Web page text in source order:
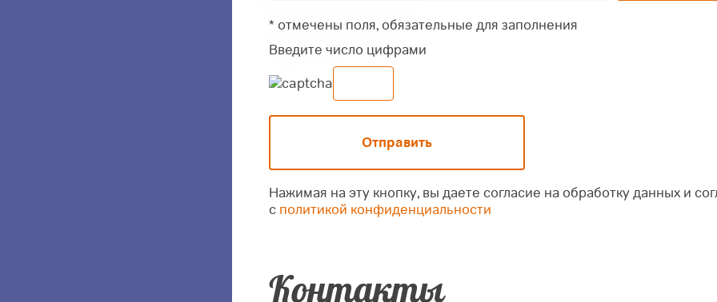
* отмечены поля, обязательные для заполнения
Введите число цифрами
Отправить
Нажимая на эту кнопку, вы даете согласие на обработку данных и
с политикой конфиденциальности
Контакты